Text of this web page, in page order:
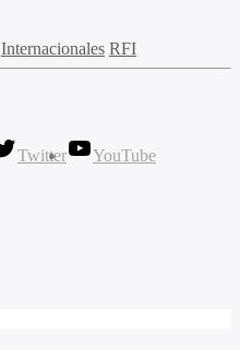
Internacionales RFI
Twitter
YouTube